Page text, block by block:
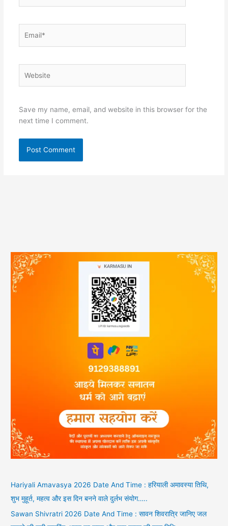
Save my name, email, and website in this browser for the
next time I comment.
Hariyali Amavasya 2026 Date And Time : हरियाली अमावस्या तिथि,
शुभ मुहूर्त, महत्व और इस दिन बनने वाले दुर्लभ संयोग…..
Sawan Shivratri 2026 Date And Time : सावन शिवरात्रि जानिए जल